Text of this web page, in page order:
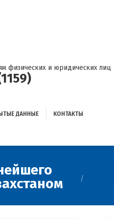
физических и юридических лиц
ДАННЫЕ КОНТАКТЫ